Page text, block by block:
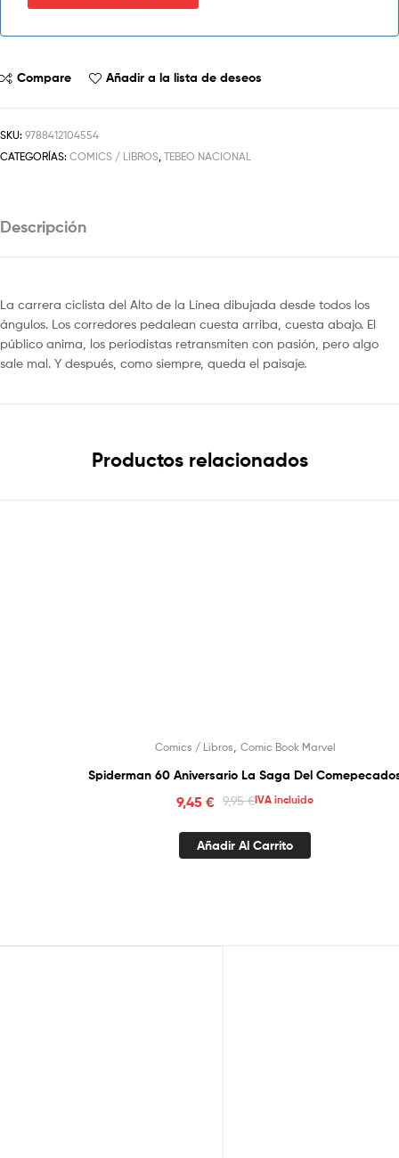
Compare Añadir a la lista de deseos
SKU: 9788412104554
CATEGORÍAS: COMICS / LIBROS TEBEO NACIONAL
Descripción
La carrera ciclista del Alto de la Línea dibujada desde todos los
ángulos. Los corredores pedalean cuesta arriba, cuesta abajo. El
público anima, los periodistas retransmiten con pasión, pero algo
sale mal. Y después, como siempre, queda el paisaje.
Productos relacionados
Comics / Libros Comic Book Marvel
Spiderman 60 Aniversario La Saga Del
9,95€
9,45 € IVA incluido
Añadir Al Carrito